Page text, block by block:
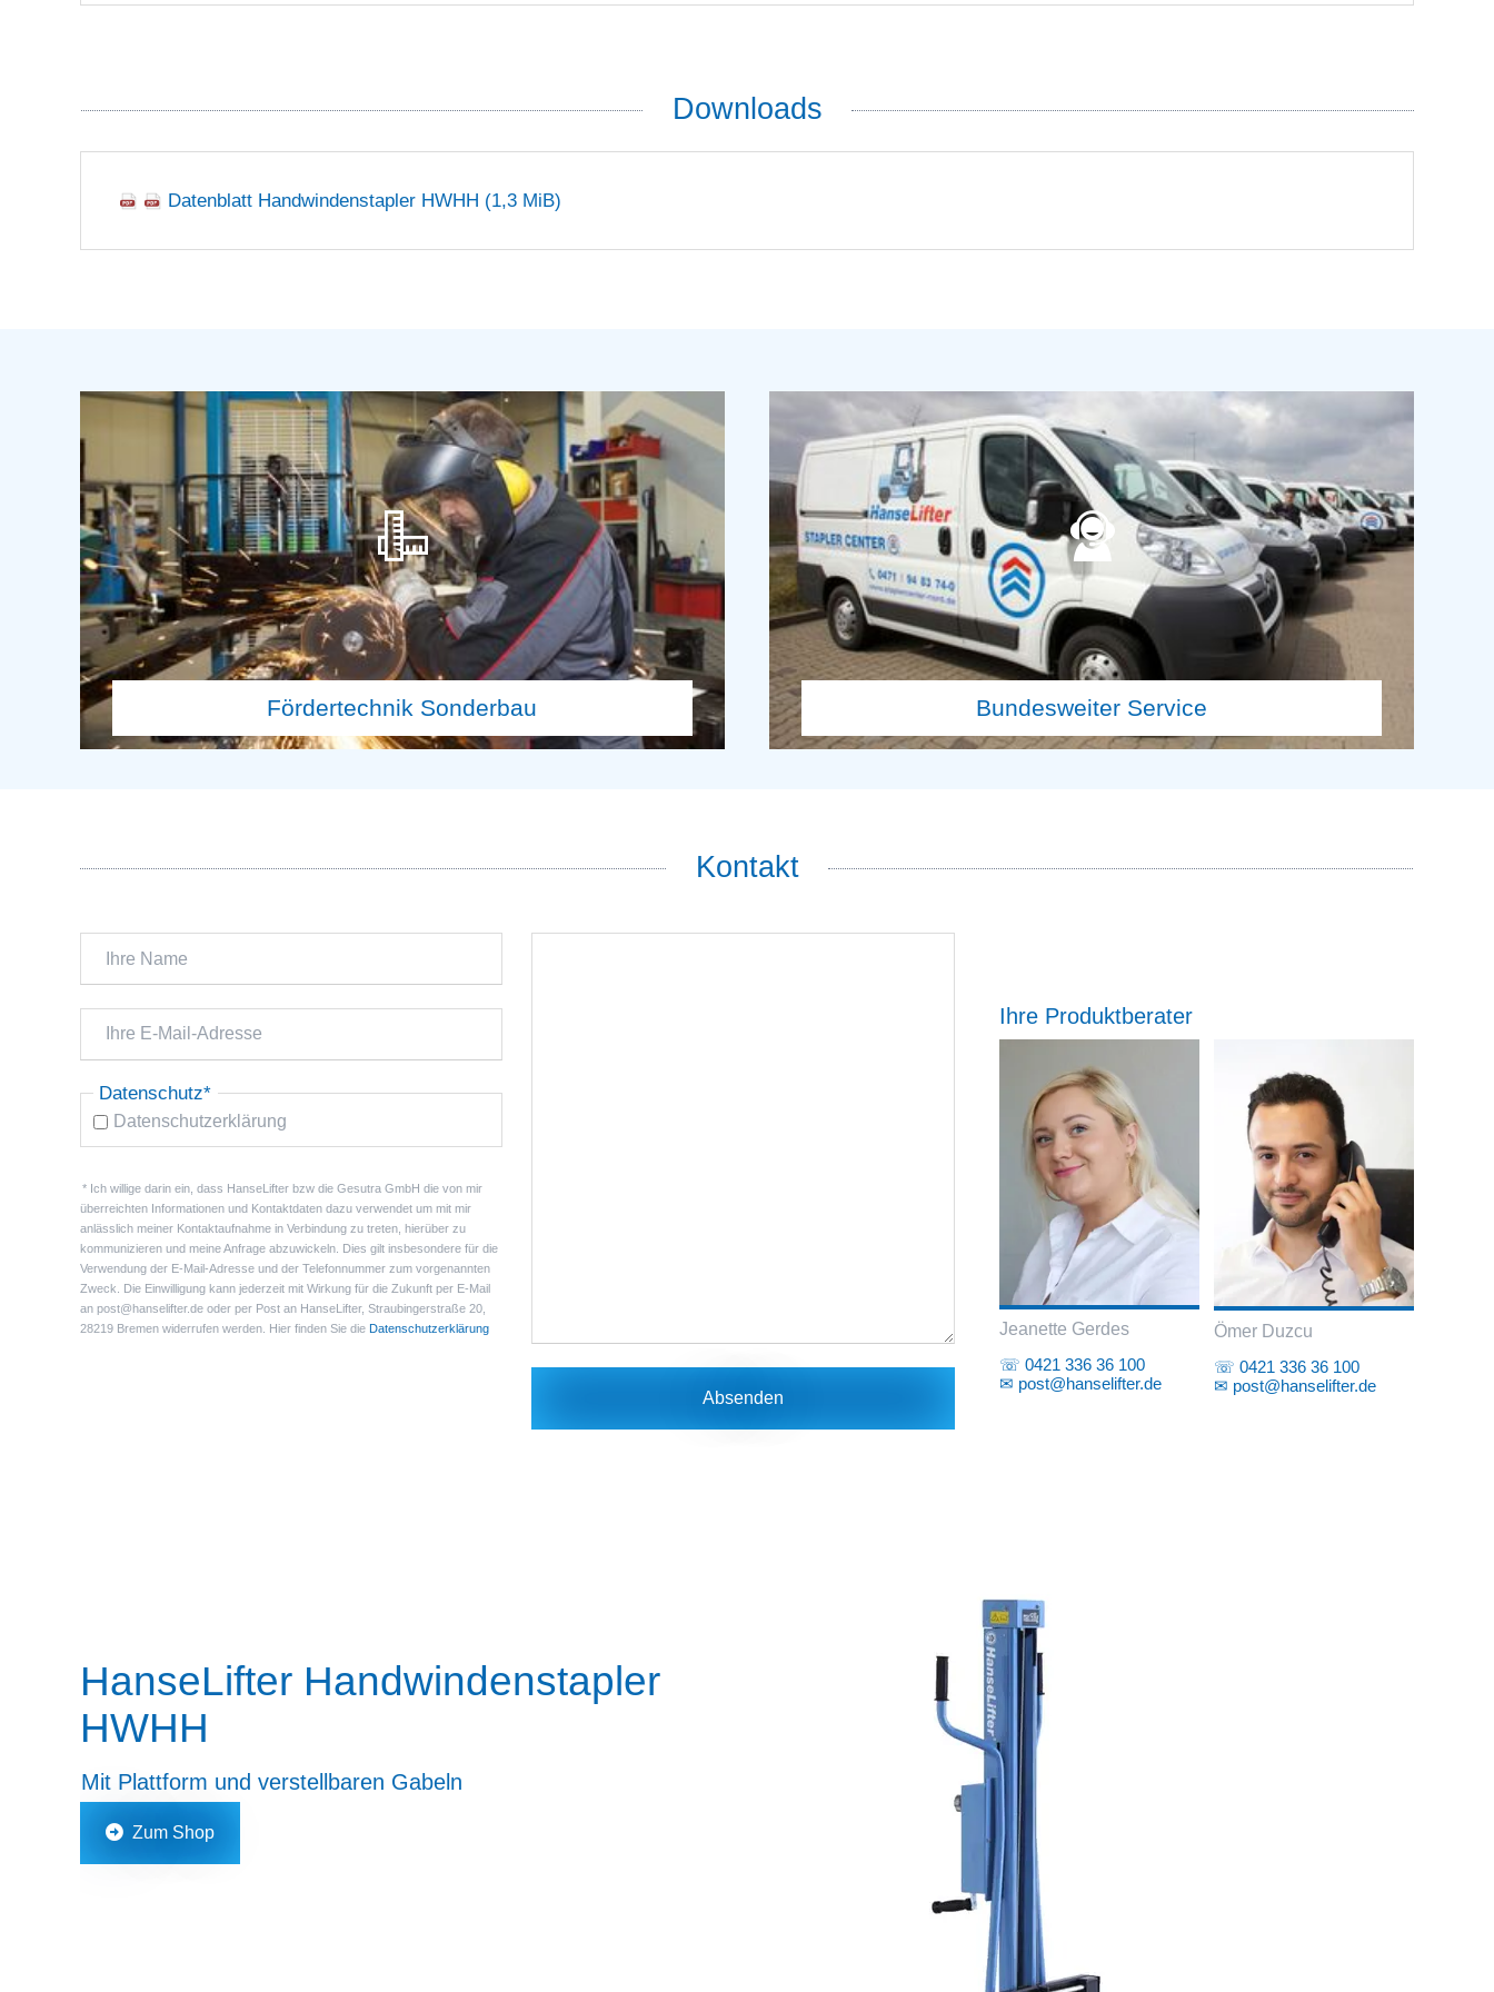
Downloads
Datenblatt Handwindenstapler HWHH (1,3 MiB)
Kontakt
Pflichtfeld
Datenschutz*
Datenschutzerklärung
* Ich willige darin ein, dass HanseLifter bzw die Gesutra GmbH die von mir
überreichten Informationen und Kontaktdaten dazu verwendet um mit mir
anlässlich meiner Kontaktaufnahme in Verbindung zu treten, hierüber zu
kommunizieren und meine Anfrage abzuwickeln. Dies gilt insbesondere für die
Verwendung der E-Mail-Adresse und der Telefonnummer zum vorgenannten
Zweck. Die Einwilligung kann jederzeit mit Wirkung für die Zukunft per E-Mail
an post@hanselifter.de oder per Post an HanseLifter, Straubingerstraße 20,
28219 Bremen widerrufen werden. Hier finden Sie die Datenschutzerklärung
Absenden
Ihre Produktberater
Jeanette Gerdes
☏ 0421 336 36 100
✉ post@hanselifter.de
Ömer Duzcu
☏ 0421 336 36 100
✉ post@hanselifter.de
HanseLifter Handwindenstapler
HWHH
Mit Plattform und verstellbaren Gabeln
Zum Shop